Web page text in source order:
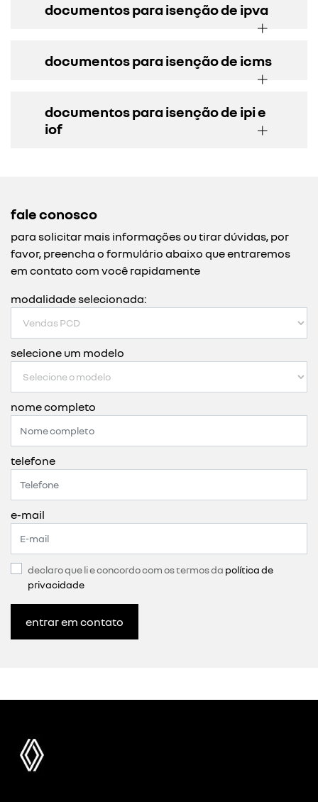
documentos para isenção de ipva
documentos para isenção de icms
documentos para isenção de ipi e
iof
fale conosco
para solicitar mais informações ou tirar dúvidas, por
favor, preencha o formulário abaixo que entraremos
em contato com você rapidamente
modalidade selecionada:
selecione um modelo
nome completo
telefone
e-mail
declaro que li e concordo com os termos da política de
privacidade
entrar em contato